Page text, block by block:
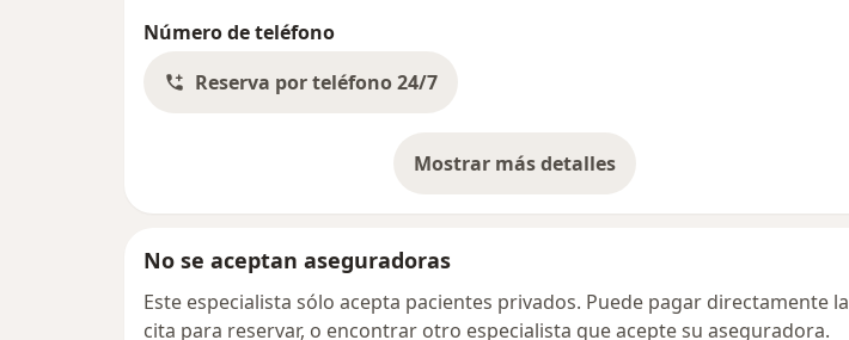
Número de teléfono
Reserva por teléfono 24/7
Mostrar más detalles
sobre la dirección
No se aceptan aseguradoras
Este especialista sólo acepta pacientes privados. Puede pagar directamente la
cita para reservar, o encontrar otro especialista que acepte su aseguradora.